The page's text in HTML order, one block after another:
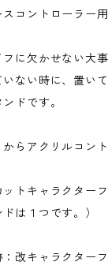
コントローラー
に欠かせない大
ない時に、置い
ドです。
からアクリルコン
ットキャラクター
は１つです。）
改キャラクター